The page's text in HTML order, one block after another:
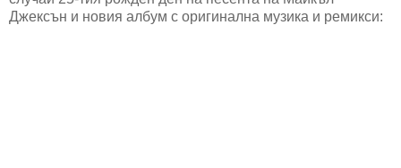
Джексън и новия албум с оригинална музика и ремикси: